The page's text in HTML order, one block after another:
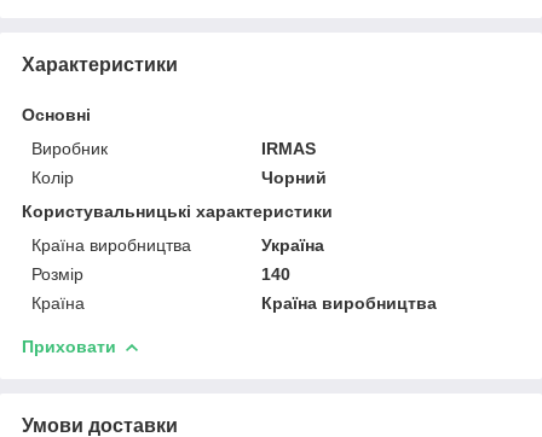
Характеристики
Основні
Виробник
IRMAS
Колір
Чорний
Користувальницькі характеристики
Країна виробництва
Україна
Розмір
140
Країна
Країна виробництва
Приховати
Умови доставки